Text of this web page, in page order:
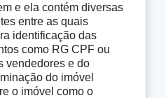
e ela contém diversas
entre as quais
identificação das
como RG CPF ou
vendedores e do
do imóvel
o imóvel como o